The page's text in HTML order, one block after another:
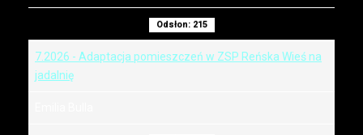
Odsłon: 215
7.2026 - Adaptacja pomieszczeń w ZSP Reńska Wieś na
jadalnię